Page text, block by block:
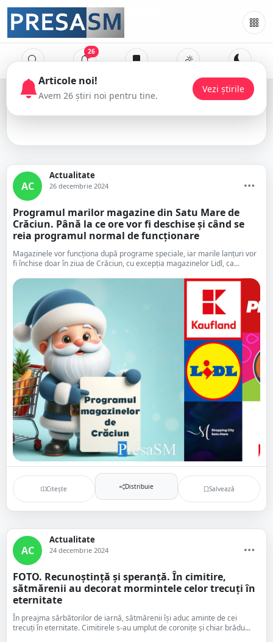
26
Crăciun
AC
Actualitate
26 decembrie 2024
Programul marilor magazine din Satu Mare de
Crăciun. Până la ce ore vor fi deschise și când se
reia programul normal de funcționare
Magazinele vor funcționa după programe speciale, iar marile lanțuri vor
fi închise doar în ziua de Crăciun, cu excepția magazinelor Lidl, ca...
Citește Distribuie Salvează
AC
Actualitate
24 decembrie 2024
FOTO. Recunoștință și speranță. În cimitire,
sătmărenii au decorat mormintele celor trecuți în
eternitate
În preajma sărbătorilor de iarnă, sătmărenii își aduc aminte de cei
trecuți în eternitate. Cimitirele s-au umplut de coronițe și chiar brădu...